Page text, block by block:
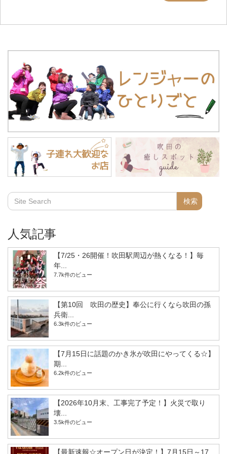
人気記事
【7/25・26開催！吹田駅周辺が熱くなる！】毎
年...
7.7k件のビュー
【第10回 吹田の歴史】奉公に行くなら吹田の孫
兵衛...
6.3k件のビュー
【7月15日に話題のかき氷が吹田にやってくる☆】
期...
6.2k件のビュー
【2026年10月末、工事完了予定！】火災で取り
壊...
3.5k件のビュー
【最新速報☆オープン日が決定！】7月15日～17